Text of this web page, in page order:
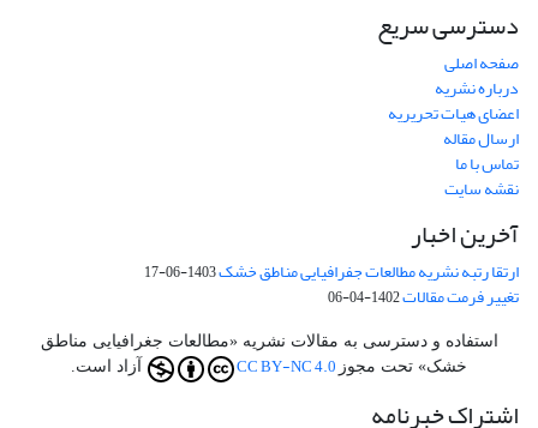
دسترسی سریع
صفحه اصلی
درباره نشریه
اعضای هیات تحریریه
ارسال مقاله
تماس با ما
نقشه سایت
آخرین اخبار
ارتقا رتبه نشریه مطالعات جفرافیایی مناطق خشک1403-06-17
تغییر فرمت مقالات1402-04-06
استفاده و دسترسی به مقالات نشریه «مطالعات جغرافیایی مناطق
خشک» تحت مجوز CC BY-NC 4.0 آزاد است.
اشتراک خبرنامه